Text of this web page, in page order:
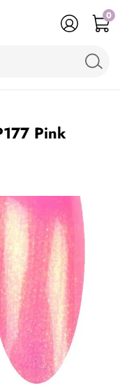
0
Pink